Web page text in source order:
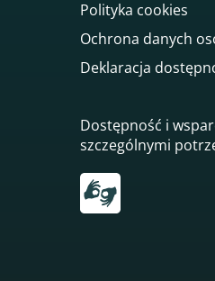
Polityka cookies
Ochrona danych
Deklaracja
Dostępność i
szczególnymi
Przekierowanie do